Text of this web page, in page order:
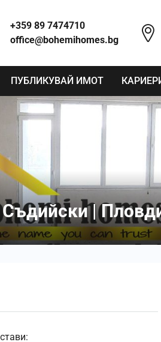
+359 89 7474710
office@bohemihomes.bg
ПУБЛИКУВАЙ ИМОТ
Съдийски |